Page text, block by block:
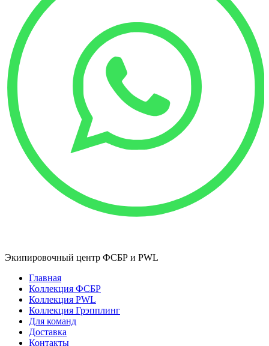
Экипировочный центр ФСБР и PWL
Главная
Коллекция ФСБР
Коллекция PWL
Коллекция Грэпплинг
Для команд
Доставка
Контакты